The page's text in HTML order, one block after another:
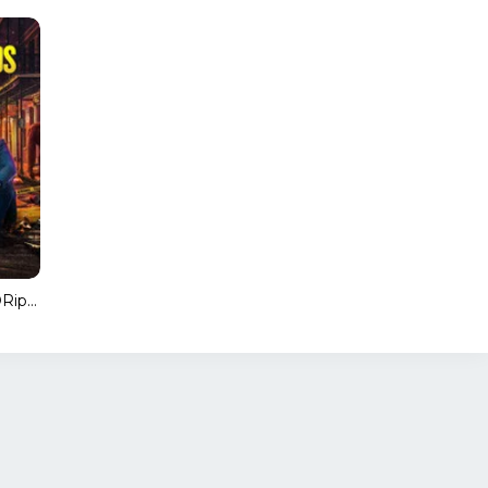
Los tortolitos (HDRip) Español Torrent